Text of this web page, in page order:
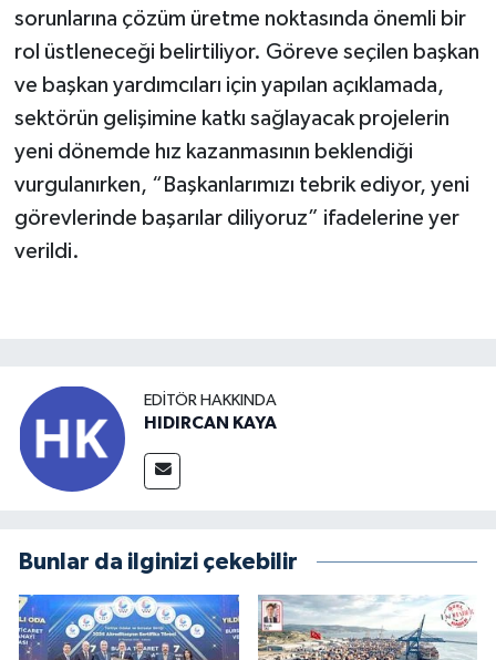
sorunlarına çözüm üretme noktasında önemli bir
rol üstleneceği belirtiliyor. Göreve seçilen başkan
ve başkan yardımcıları için yapılan açıklamada,
sektörün gelişimine katkı sağlayacak projelerin
yeni dönemde hız kazanmasının beklendiği
vurgulanırken, “Başkanlarımızı tebrik ediyor, yeni
görevlerinde başarılar diliyoruz” ifadelerine yer
verildi.
EDITÖR HAKKINDA
HIDIRCAN KAYA
Bunlar da ilginizi çekebilir